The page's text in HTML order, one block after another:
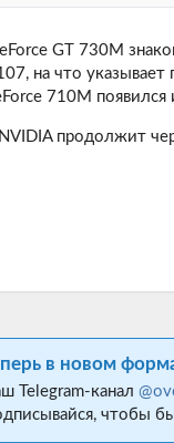
GT 730M
на что
710M появился
NVIDIA продолжит
в новом
Telegram-канал
чтобы